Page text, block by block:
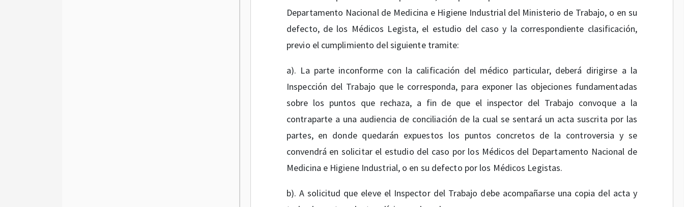
Departamento Nacional de Medicina e Higiene Industrial del Ministerio de Trabajo, o en su
defecto, de los Médicos Legista, el estudio del caso y la correspondiente clasificación,
previo el cumplimiento del siguiente tramite:
a). La parte inconforme con la calificación del médico particular, deberá dirigirse a la
Inspección del Trabajo que le corresponda, para exponer las objeciones fundamentadas
sobre los puntos que rechaza, a fin de que el inspector del Trabajo convoque a la
contraparte a una audiencia de conciliación de la cual se sentará un acta suscrita por las
partes, en donde quedarán expuestos los puntos concretos de la controversia y se
convendrá en solicitar el estudio del caso por los Médicos del Departamento Nacional de
Medicina e Higiene Industrial, o en su defecto por los Médicos Legistas.
b). A solicitud que eleve el Inspector del Trabajo debe acompañarse una copia del acta y